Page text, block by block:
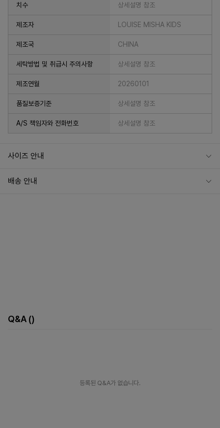
치수 상세설명 참조
제조자 LOUISE MISHA KIDS
제조국 CHINA
세탁방법 및 취급시 주의사항 상세설명 참조
제조연월 20260101
품질보증기준 상세설명 참조
A/S 책임자와 전화번호 상세설명 참조
사이즈 안내
배송 안내
Q&A ()
등록된 Q&A가 없습니다.